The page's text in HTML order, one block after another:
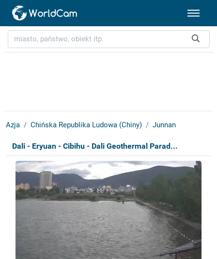
Azja Chińska Republika Ludowa (Chiny) Junnan
Dali - Eryuan - Cibihu - Dali Geothermal Parad...